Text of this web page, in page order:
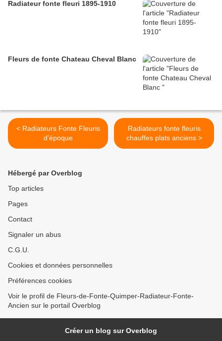
Radiateur fonte fleuri 1895-1910
Fleurs de fonte Chateau Cheval Blanc
< Radiateurs Fonte Fleuris
d'époque
Radiateurs fonte fleuris
chauffes plats anciens >
Hébergé par Overblog
Top articles
Pages
Contact
Signaler un abus
C.G.U.
Cookies et données personnelles
Préférences cookies
Voir le profil de Fleurs-de-Fonte-Quimper-Radiateur-Fonte-
Ancien sur le portail Overblog
Créer un blog sur Overblog